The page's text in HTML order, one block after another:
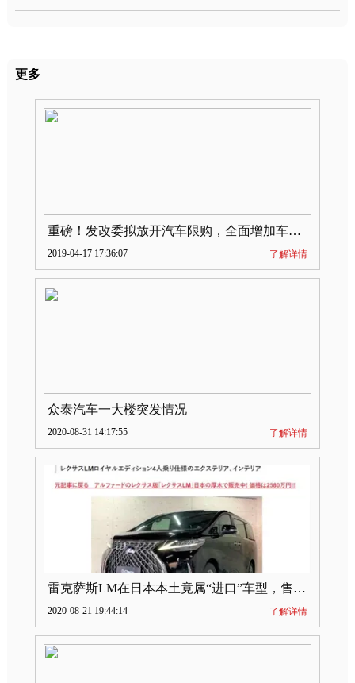
更多
重磅！发改委拟放开汽车限购，全面增加车牌指标
2019-04-17 17:36:07 了解详情
众泰汽车一大楼突发情况
2020-08-31 14:17:55 了解详情
雷克萨斯LM在日本本土竟属“进口”车型，售价2580万日元
2020-08-21 19:44:14 了解详情